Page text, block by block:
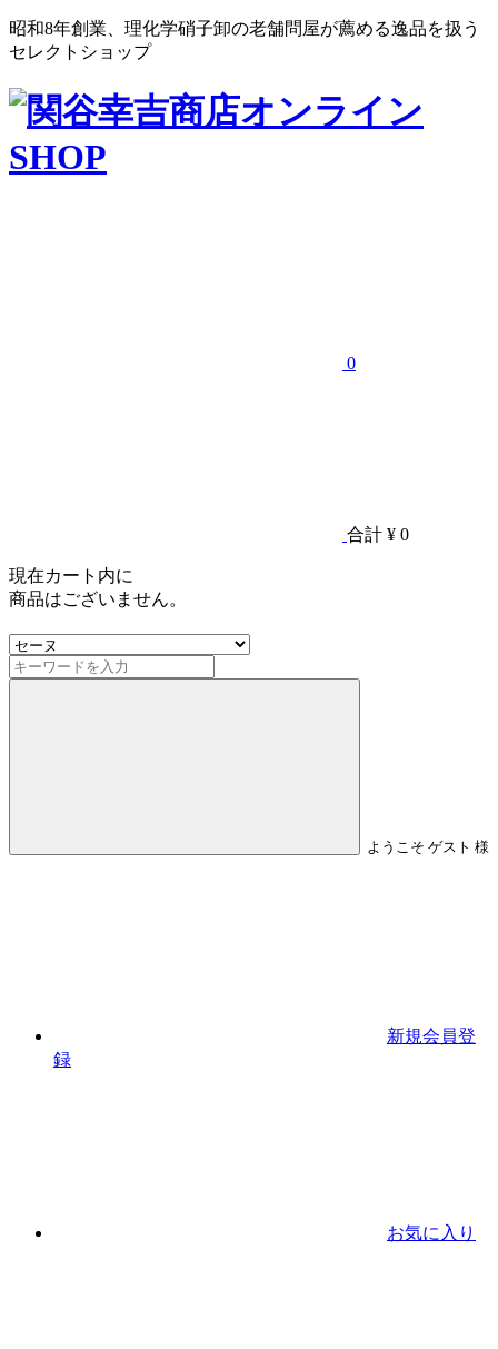
昭和8年創業、理化学硝子卸の老舗問屋が薦める逸品を扱う
セレクトショップ
0
合計 ¥ 0
現在カート内に
商品はございません。
ようこそ ゲスト 様
新規会員登
録
お気に入り